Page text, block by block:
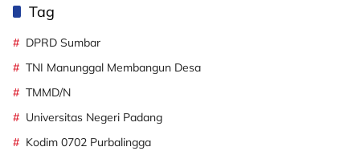
Tag
DPRD Sumbar
TNI Manunggal Membangun Desa
TMMD/N
Universitas Negeri Padang
Kodim 0702 Purbalingga